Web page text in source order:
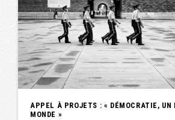
APPEL À PROJETS : « DÉMOCRATIE, UN
MONDE »